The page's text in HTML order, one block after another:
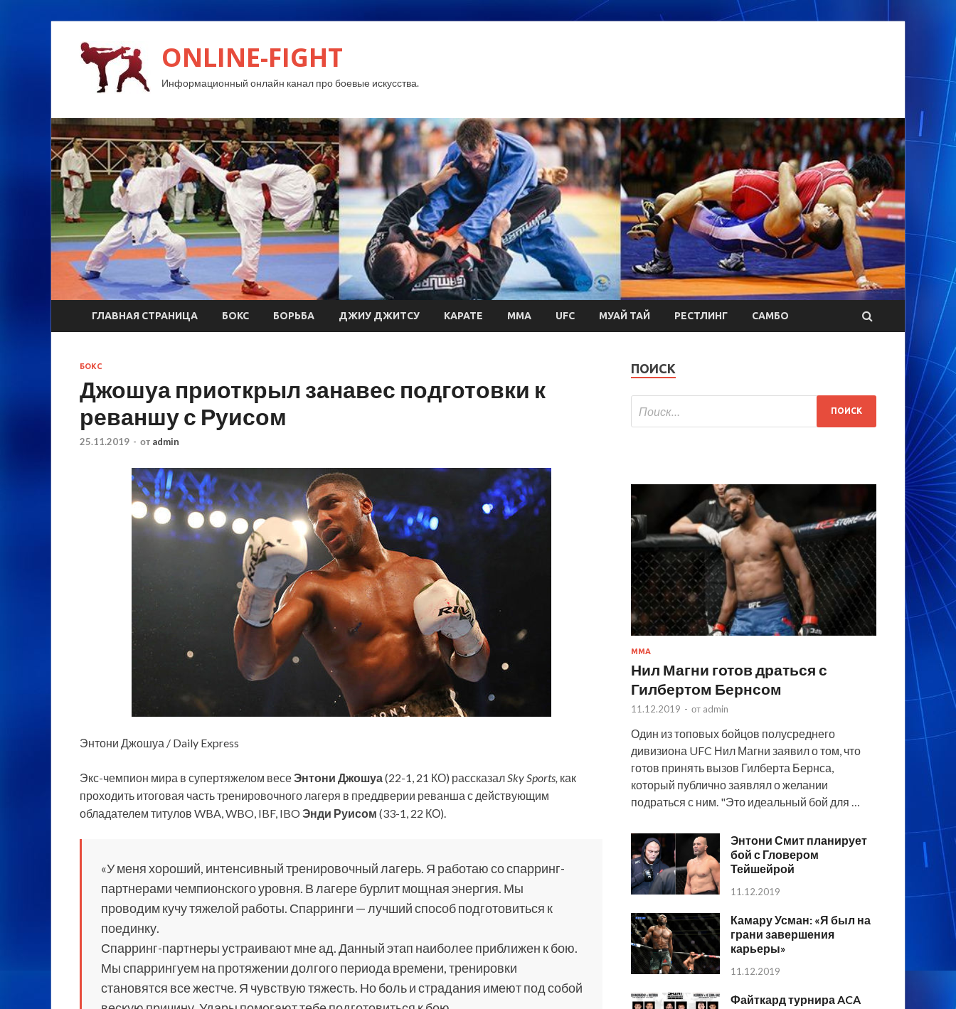
ONLINE-FIGHT
Информационный онлайн канал про боевые искусства.
ГЛАВНАЯ СТРАНИЦА БОКС БОРЬБА ДЖИУ ДЖИТСУ КАРАТЕ MMA UFC МУАЙ ТАЙ РЕСТЛИНГ САМБО
БОКС
Джошуа приоткрыл занавес подготовки к
реваншу с Руисом
25.11.2019 - от admin
Энтони Джошуа / Daily Express
Экс-чемпион мира в супертяжелом весеЭнтони Джошуа(22-1, 21 КО) рассказалSky Sports, как
проходить итоговая часть тренировочного лагеря в преддверии реванша с действующим
обладателем титулов WBA, WBO, IBF, IBO Энди Руисом (33-1, 22 КО).
«У меня хороший, интенсивный тренировочный лагерь. Я работаю со спарринг-
партнерами чемпионского уровня. В лагере бурлит мощная энергия. Мы
проводим кучу тяжелой работы. Спарринги — лучший способ подготовиться к
поединку.
Спарринг-партнеры устраивают мне ад. Данный этап наиболее приближен к бою.
Мы спаррингуем на протяжении долгого периода времени, тренировки
становятся все жестче. Я чувствую тяжесть. Но боль и страдания имеют под собой
ПОИСК
MMA
Нил Магни готов драться с
Гилбертом Бернсом
11.12.2019 - от admin
Один из топовых бойцов полусреднего
дивизиона UFC Нил Магни заявил о том, что
готов принять вызов Гилберта Бернса,
который публично заявлял о желании
подраться с ним. "Это идеальный бой для …
Энтони Смит планирует
бой с Гловером
Тейшейрой
11.12.2019
Камару Усман: «Я был на
грани завершения
карьеры»
11.12.2019
Файткард турнира ACA